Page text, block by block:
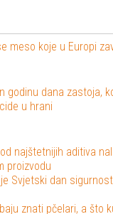
meso koje u Europi
godinu dana zastoja,
u hrani
najštetnijih aditiva
proizvodu
Svjetski dan
znati pčelari, a što